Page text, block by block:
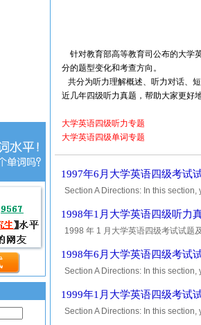
针对教育部高等教育司公布的大学
分的题型变化和考查方向。
共分为听力理解概述、听力对话、
近几年四级听力真题，帮助大家更好
大学英语四级听力专题
大学英语四级单词专题
1997年6月大学英语四级考试
Section A Directions: In this
1998年1月大学英语四级听力
1998 年 1 月大学英语四级考试试题
1998年6月大学英语四级考试
Section A Directions: In this
1999年1月大学英语四级考试
Section A Directions: In this